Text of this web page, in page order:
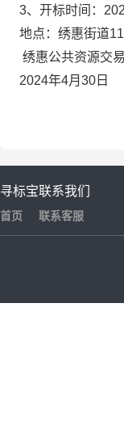
3、 开标时间：
地点：绣惠街道
绣惠公共资源交
2024年4月30日
寻标宝
首页
联系我们
联系客服